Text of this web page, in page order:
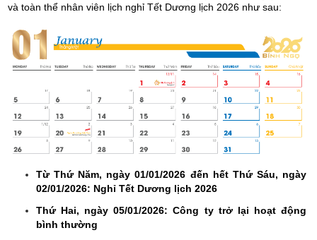
và toàn thể nhân viên lịch nghỉ Tết Dương lịch 2026 như sau:
Từ Thứ Năm, ngày 01/01/2026 đến hết Thứ Sáu, ngày
02/01/2026: Nghỉ Tết Dương lịch 2026
Thứ Hai, ngày 05/01/2026: Công ty trở lại hoạt động
bình thường